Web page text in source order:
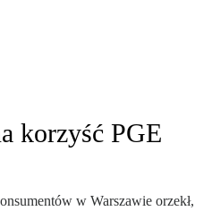
korzyść PGE
w Warszawie orzekł,